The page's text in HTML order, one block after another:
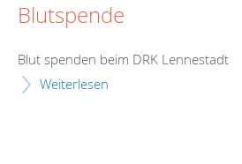
Blutspende
Blut spenden beim DRK Lennestadt
Weiterlesen